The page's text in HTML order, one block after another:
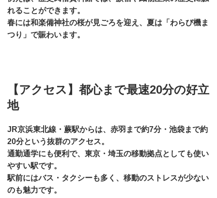
れることができます。
春には和楽備神社の桜が見ごろを迎え、夏は「わらび機ま
つり」で賑わいます。
【アクセス】都心まで最速20分の好立
地
JR京浜東北線・蕨駅からは、 赤羽まで約7分・池袋まで約
20分という抜群のアクセス。
通勤通学にも便利で、東京・埼玉の移動拠点としても使い
やすい駅です。
駅前にはバス・タクシーも多く、移動のストレスが少ない
のも魅力です。